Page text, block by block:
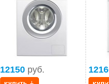
12150 руб.